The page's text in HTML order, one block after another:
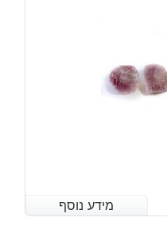
מידע נוסף
מידע נוסף